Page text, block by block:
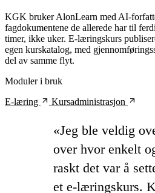
KGK bruker AlonLearn med AI-
fagdokumentene de allerede har til
timer, ikke uker. E-læringskurs
egen kurskatalog, med
del av samme flyt.
Moduler i bruk
E-læring arrow_outward Kursadministrasjon arrow_outward
«Jeg ble veldig
over hvor enkelt
raskt det var å
et e-læringskurs.